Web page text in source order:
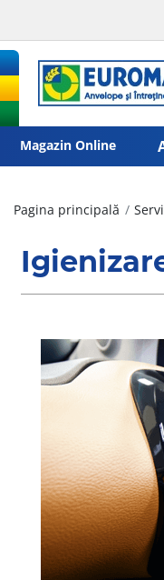
Magazin Online
Pagina principală